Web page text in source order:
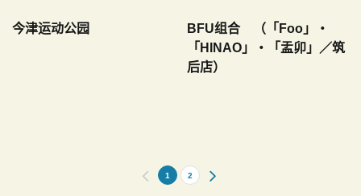
今津运动公园
BFU组合 （「Foo」・
「HINAO」・「盂卯」／筑
后店）
1 2